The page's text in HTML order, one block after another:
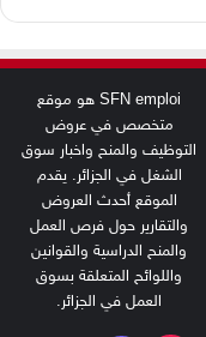
SFN emploi هو موقع
متخصص في عروض
التوظيف والمنح واخبار سوق
الشغل في الجزائر. يقدم
الموقع أحدث العروض
والتقارير حول فرص العمل
والمنح الدراسية والقوانين
واللوائح المتعلقة بسوق
العمل في الجزائر.